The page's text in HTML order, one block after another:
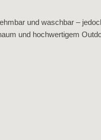
und waschbar –
und hochwertigem